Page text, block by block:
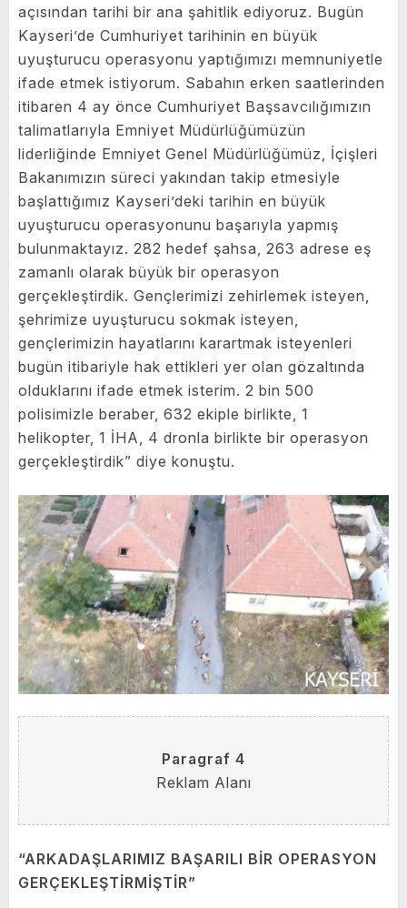
açısından tarihi bir ana şahitlik ediyoruz. Bugün
Kayseri’de Cumhuriyet tarihinin en büyük
uyuşturucu operasyonu yaptığımızı memnuniyetle
ifade etmek istiyorum. Sabahın erken saatlerinden
itibaren 4 ay önce Cumhuriyet Başsavcılığımızın
talimatlarıyla Emniyet Müdürlüğümüzün
liderliğinde Emniyet Genel Müdürlüğümüz, İçişleri
Bakanımızın süreci yakından takip etmesiyle
başlattığımız Kayseri’deki tarihin en büyük
uyuşturucu operasyonunu başarıyla yapmış
bulunmaktayız. 282 hedef şahsa, 263 adrese eş
zamanlı olarak büyük bir operasyon
gerçekleştirdik. Gençlerimizi zehirlemek isteyen,
şehrimize uyuşturucu sokmak isteyen,
gençlerimizin hayatlarını karartmak isteyenleri
bugün itibariyle hak ettikleri yer olan gözaltında
olduklarını ifade etmek isterim. 2 bin 500
polisimizle beraber, 632 ekiple birlikte, 1
helikopter, 1 İHA, 4 dronla birlikte bir operasyon
gerçekleştirdik” diye konuştu.
Paragraf 4
Reklam Alanı
“ARKADAŞLARIMIZ BAŞARILI BİR OPERASYON
GERÇEKLEŞTİRMİŞTİR”